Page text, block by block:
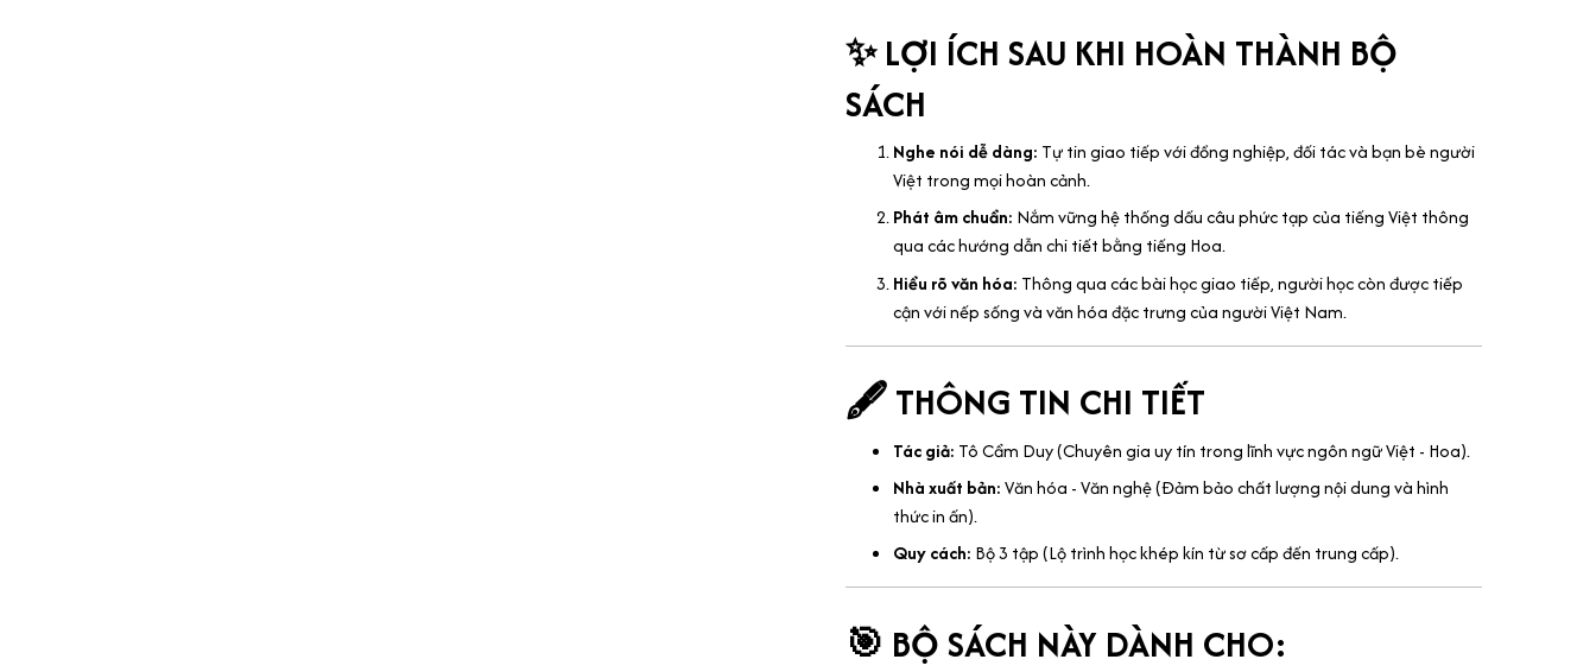
✨ LỢI ÍCH SAU KHI HOÀN THÀNH BỘ
SÁCH
Nghe nói dễ dàng: Tự tin giao tiếp với đồng nghiệp, đối tác và bạn bè người
Việt trong mọi hoàn cảnh.
Phát âm chuẩn: Nắm vững hệ thống dấu câu phức tạp của tiếng Việt thông
qua các hướng dẫn chi tiết bằng tiếng Hoa.
Hiểu rõ văn hóa: Thông qua các bài học giao tiếp, người học còn được tiếp
cận với nếp sống và văn hóa đặc trưng của người Việt Nam.
🖋️ THÔNG TIN CHI TIẾT
Tác giả: Tô Cẩm Duy (Chuyên gia uy tín trong lĩnh vực ngôn ngữ Việt - Hoa).
Nhà xuất bản:Văn hóa - Văn nghệ (Đảm bảo chất lượng nội dung và hình
thức in ấn).
Quy cách: Bộ 3 tập (Lộ trình học khép kín từ sơ cấp đến trung cấp).
🎯 BỘ SÁCH NÀY DÀNH CHO: